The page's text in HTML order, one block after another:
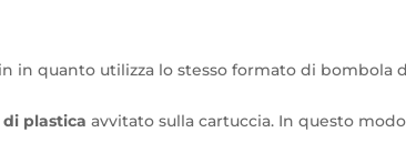
in quanto utilizza lo stesso formato di bombola
plasticaavvitato sulla cartuccia. In questo